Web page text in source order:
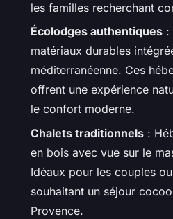
les familles recherchant
Écolodges authentiques :
matériaux durables
méditerranéenne. Ces
offrent une expérience
le confort moderne.
Chalets traditionnels :
en bois avec vue sur le
Idéaux pour les couples
souhaitant un séjour
Provence.